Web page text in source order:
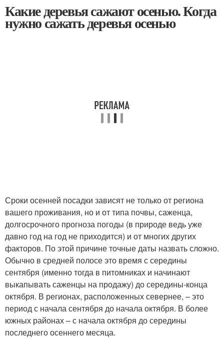
Какие деревья сажают осенью. Когда
нужно сажать деревья осенью
Сроки осенней посадки зависят не только от региона
вашего проживания, но и от типа почвы, саженца,
долгосрочного прогноза погоды (в природе ведь уже
давно год на год не приходится) и от многих других
факторов. По этой причине точные даты назвать сложно.
Обычно в средней полосе это время с середины
сентября (именно тогда в питомниках и начинают
выкапывать саженцы на продажу) до середины-конца
октября. В регионах, расположенных севернее, – это
период с начала сентября до начала октября. В более
южных районах – с начала октября до середины
последнего осеннего месяца.